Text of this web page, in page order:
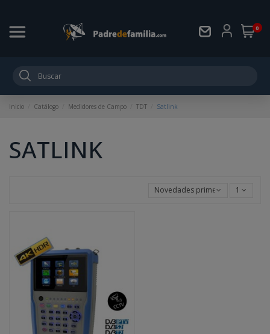
0
Inicio Catálogo Medidores de Campo TDT Satlink
SATLINK
Novedades primero 1